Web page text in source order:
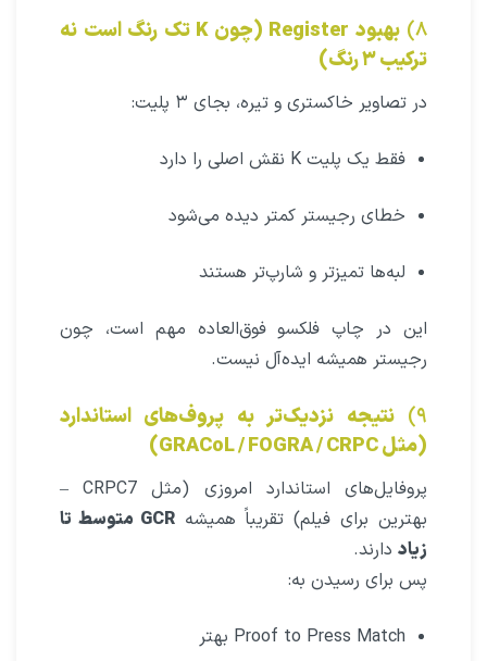
۸)
بهبود Register (چون K تک رنگ است نه
ترکیب ۳ رنگ)
در تصاویر خاکستری و تیره، بجای ۳ پلیت:
فقط یک پلیت K نقش اصلی را دارد
خطای رجیستر کمتر دیده می‌شود
لبه‌ها تمیزتر و شارپ‌تر هستند
این در چاپ فلکسو فوق‌العاده مهم است، چون
رجیستر همیشه ایده‌آل نیست.
۹)
نتیجه نزدیک‌تر به پروف‌های استاندارد
(مثل GRACoL / FOGRA / CRPC)
پروفایل‌های استاندارد امروزی (مثل CRPC7 –
بهترین برای فیلم) تقریباً همیشه
GCR متوسط تا
زیاد دارند.
پس برای رسیدن به:
Proof to Press Match بهتر